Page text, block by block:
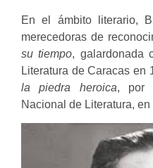
En el ámbito literario,
merecedoras de
su tiempo, galardonada
Literatura de Caracas en
la piedra heroica, por
Nacional de Literatura, en